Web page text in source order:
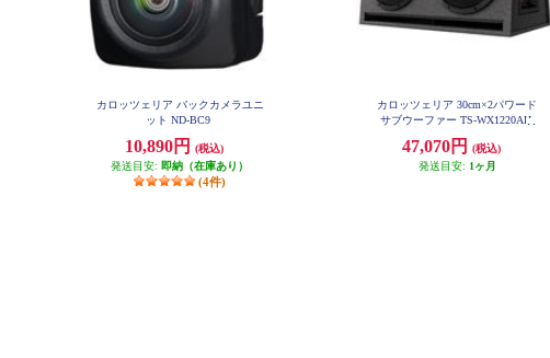
カロッツェリア バックカメラユニ
ット ND-BC9
10,890円
(税込)
発送目安: 即納（在庫あり）
(4件)
カロッツェリア 30cm×2パワード
サブウーファー TS-WX1220AH
47,070円
(税込)
発送目安: 1ヶ月